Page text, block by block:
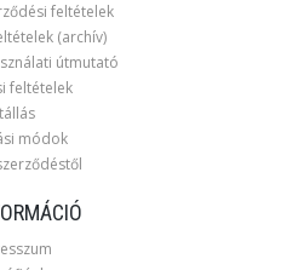
feltételek
(archív)
útmutató
feltételek
módok